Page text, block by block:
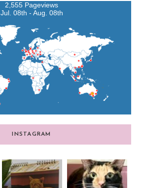
2,555 Pageviews
Jul. 08th - Aug. 08th
INSTAGRAM